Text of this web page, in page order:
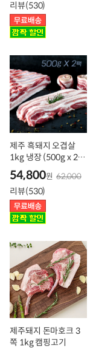
리뷰(530)
제주 흑돼지 오겹살
1kg 냉장 (500g x 2팩
구성)
54,800원 62,000
리뷰(530)
제주돼지 돈마호크 3
쪽 1kg 캠핑고기